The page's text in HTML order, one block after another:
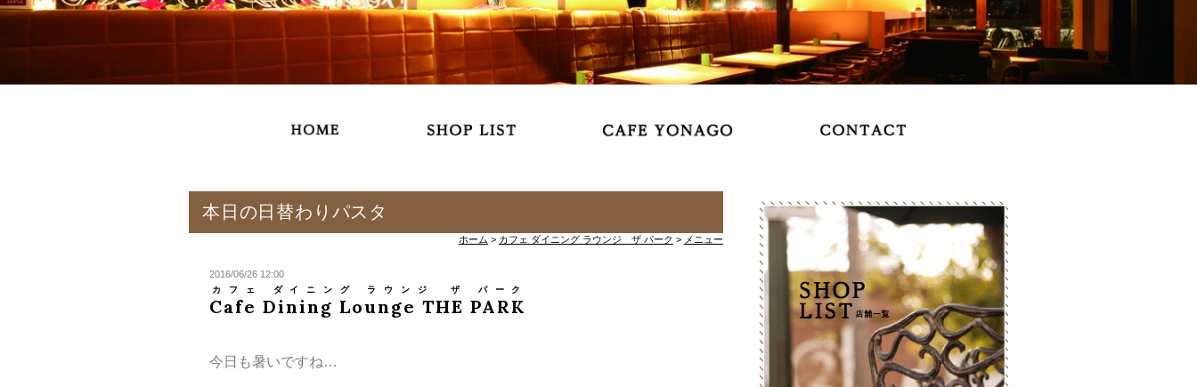
本日の日替わりパスタ
ホーム > カフェ ダイニング ラウンジ ザ パーク > メニュー
2016/06/26 12:00
Cafe Dining Lounge THE PARK
カフェ ダイニング ラウンジ ザ パーク
今日も暑いですね…